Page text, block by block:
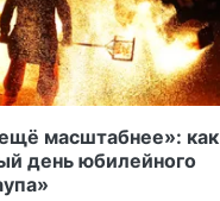
масштабнее»: как
день юбилейного